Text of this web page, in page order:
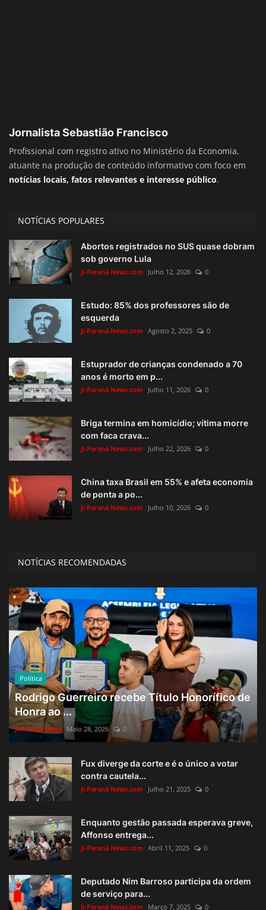
Jornalista Sebastião Francisco
Profissional com registro ativo no Ministério da Economia,
atuante na produção de conteúdo informativo com foco em
notícias locais, fatos relevantes e interesse público.
NOTÍCIAS POPULARES
Abortos registrados no SUS quase dobram
sob governo Lula
Ji-Paraná News.com Julho 12, 2026 0
Estudo: 85% dos professores são de
esquerda
Ji-Paraná News.com Agosto 2, 2025 0
Estuprador de crianças condenado a 70
anos é morto em p...
Ji-Paraná News.com Julho 11, 2026 0
Briga termina em homicídio; vítima morre
com faca crava...
Ji-Paraná News.com Julho 22, 2026 0
China taxa Brasil em 55% e afeta economia
de ponta a po...
Ji-Paraná News.com Julho 10, 2026 0
NOTÍCIAS RECOMENDADAS
Política
Rodrigo Guerreiro recebe Título Honorífico de
Honra ao ...
Ji-Paraná News Maio 28, 2026 0
Fux diverge da corte e é o único a votar
contra cautela...
Ji-Paraná News.com Julho 21, 2025 0
Enquanto gestão passada esperava greve,
Affonso entrega...
Ji-Paraná News.com Abril 11, 2025 0
Deputado Nim Barroso participa da ordem
de serviço para...
Ji-Paraná News.com Março 7, 2025 0